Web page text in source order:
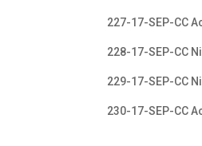
227-17-SEP-CC
228-17-SEP-CC
229-17-SEP-CC
230-17-SEP-CC